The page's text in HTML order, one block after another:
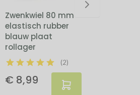
Zwenkwiel 80 mm
elastisch rubber
blauw plaat
rollager
(2)
€ 8,99